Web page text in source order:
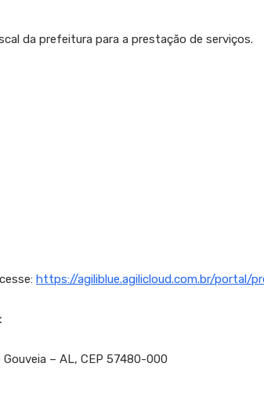
da prefeitura para a prestação de serviços.
https://agiliblue.agilicloud.com.br/portal/
– AL, CEP 57480-000